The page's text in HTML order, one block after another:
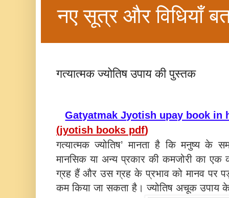
नए सूत्र और विधियाँ
गत्यात्मक ज्योतिष उपाय की पुस्तक
Gatyatmak Jyotish upay book in
(jyotish books pdf)
गत्यात्मक ज्योतिष’ मानता है कि मनुष्य के
मानसिक या अन्य प्रकार की कमजोरी का
ग्रह हैं और उस ग्रह के प्रभाव को मानव पर
कम किया जा सकता है। ज्योतिष अचूक उपाय के